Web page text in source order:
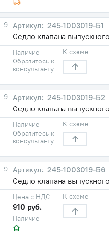
9
245-1003019-Б1
Седло клапана выпускного
Наличие
Обратитесь к
консультанту
К схеме
9
245-1003019-Б2
Седло клапана выпускного
Наличие
Обратитесь к
консультанту
К схеме
9
245-1003019-Б6
Седло клапана
Наличие
Цена с НДС
910 руб.
К схеме